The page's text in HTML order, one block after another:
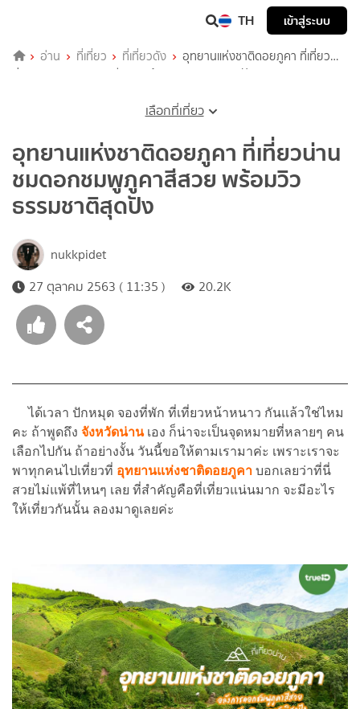
TH เข้าสู่ระบบ
อ่าน ที่เที่ยว ที่เที่ยวดัง
อุทยานแห่งชาติดอยภูคา ที่เที่ยว
น่าน ชมดอกชมพูภูคาสีสวย พร้อมวิวธรรมชาติสุดปัง
เลือกที่เที่ยว
อุทยานแห่งชาติดอยภูคา ที่เที่ยวน่าน
ชมดอกชมพูภูคาสีสวย พร้อมวิว
ธรรมชาติสุดปัง
nukkpidet
27 ตุลาคม 2563 ( 11:35 )
20.2K
ได้เวลา ปักหมุด จองที่พัก ที่เที่ยวหน้าหนาว กันแล้วใช่ไหม
คะ ถ้าพูดถึง จังหวัดน่านเอง ก็น่าจะเป็นจุดหมายที่หลายๆ คน
เลือกไปกัน ถ้าอย่างงั้น วันนี้ขอให้ตามเรามาค่ะ เพราะเราจะ
พาทุกคนไปเที่ยวที่ อุทยานแห่งชาติดอยภูคา บอกเลยว่าที่นี่
สวยไม่แพ้ที่ไหนๆ เลย ที่สำคัญคือที่เที่ยวแน่นมาก จะมีอะไร
ให้เที่ยวกันนั้น ลองมาดูเลยค่ะ